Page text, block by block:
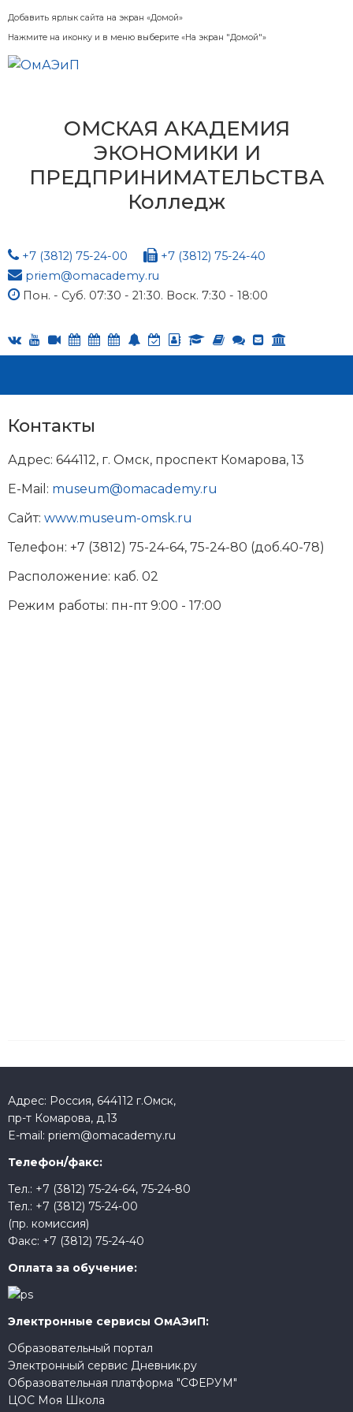
Добавить ярлык сайта на экран «Домой»
Нажмите на иконку и в меню выберите «На экран "Домой"»
ОМСКАЯ АКАДЕМИЯ
ЭКОНОМИКИ И
ПРЕДПРИНИМАТЕЛЬСТВА
Колледж
+7 (3812) 75-24-00
+7 (3812) 75-24-40
priem@omacademy.ru
Пон. - Суб. 07:30 - 21:30. Воск. 7:30 - 18:00
Контакты
Адрес: 644112, г. Омск, проспект Комарова, 13
E-Mail: museum@omacademy.ru
Сайт: www.museum-omsk.ru
Телефон: +7 (3812) 75-24-64, 75-24-80 (доб.40-78)
Расположение: каб. 02
Режим работы: пн-пт 9:00 - 17:00
Адрес: Россия, 644112 г.Омск,
пр-т Комарова, д.13
E-mail: priem@omacademy.ru
Телефон/факс:
Тел.: +7 (3812) 75-24-64, 75-24-80
Тел.: +7 (3812) 75-24-00
(пр. комиссия)
Факс: +7 (3812) 75-24-40
Оплата за обучение:
Электронные сервисы ОмАЭиП:
Образовательный портал
Электронный сервис Дневник.ру
Образовательная платформа "СФЕРУМ"
ЦОС Моя Школа